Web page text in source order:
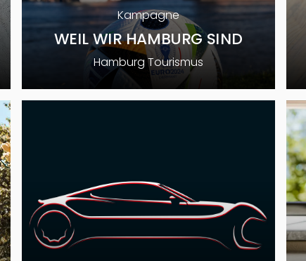
Stiftung Warentest
Witt Weiden
Kampagne
WEIL WIR HAMBURG SIND
Hamburg Tourismus